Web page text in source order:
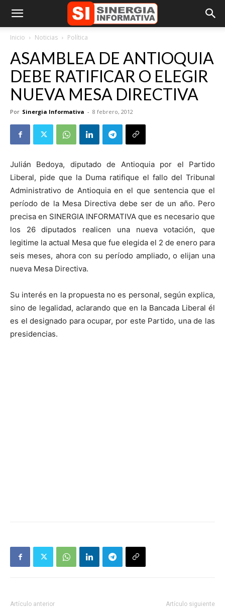
Inicio Noticias Política
ASAMBLEA DE ANTIOQUIA
DEBE RATIFICAR O ELEGIR
NUEVA MESA DIRECTIVA
Por Sinergia Informativa - 8 febrero, 2012
Julián Bedoya, diputado de Antioquia por el Partido
Liberal, pide que la Duma ratifique el fallo del Tribunal
Administrativo de Antioquia en el que sentencia que el
período de la Mesa Directiva debe ser de un año. Pero
precisa en SINERGIA INFORMATIVA que es necesario que
los 26 diputados realicen una nueva votación, que
legitime la actual Mesa que fue elegida el 2 de enero para
seis meses, ahora con su período ampliado, o elijan una
nueva Mesa Directiva.
Su interés en la propuesta no es personal, según explica,
sino de legalidad, aclarando que en la Bancada Liberal él
es el designado para ocupar, por este Partido, una de las
presidencias.
Artículo anterior Artículo siguiente